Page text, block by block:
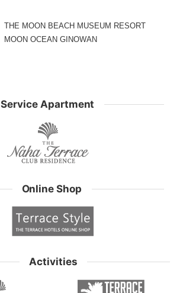
THE MOON BEACH MUSEUM RESORT
MOON OCEAN GINOWAN
Service Apartment
Online Shop
Activities